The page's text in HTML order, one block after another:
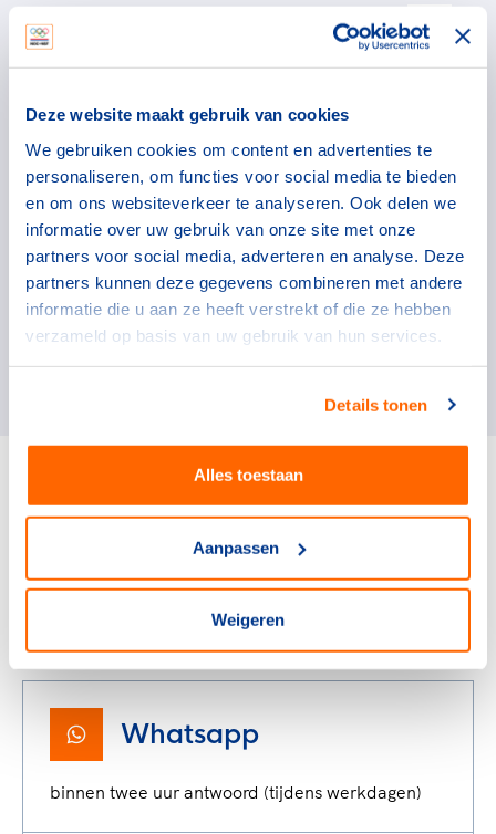
Deze website maakt gebruik van cookies
We gebruiken cookies om content en advertenties te
personaliseren, om functies voor social media te bieden
en om ons websiteverkeer te analyseren. Ook delen we
informatie over uw gebruik van onze site met onze
partners voor social media, adverteren en analyse. Deze
partners kunnen deze gegevens combineren met andere
informatie die u aan ze heeft verstrekt of die ze hebben
verzameld op basis van uw gebruik van hun services.
Details tonen
Alles toestaan
Aanpassen
Weigeren
Voorbeeldteksten rookvrij
Deel mee met Rookvrij = Gastvrij en maak gebruik
Campagnebeelden & video's
Gebruik de afbeeldingen en video's in jouw
communicatie rondom een rookvrije sport.
Materiaal voor sportclubs
Via Rookvrije Generatie
Heb je een vraag?
Neem contact op met NOC*NSF Supportdesk via:
Whatsapp
binnen twee uur antwoord (tijdens werkdagen)